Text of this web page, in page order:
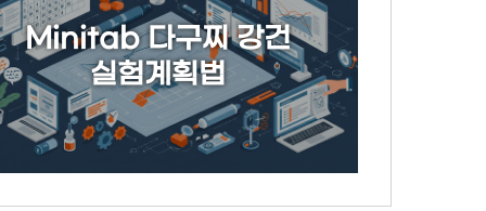
Minitab 다구찌 강건
실험계획법